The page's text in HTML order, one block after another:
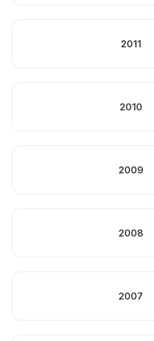
2011
2010
2009
2008
2007